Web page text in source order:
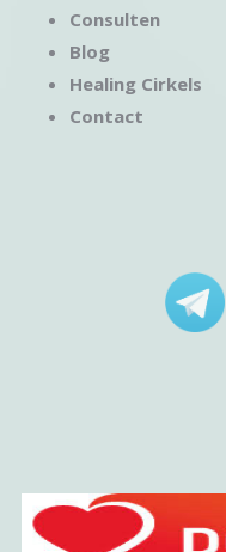
Consulten
Blog
Healing Cirkels
Contact